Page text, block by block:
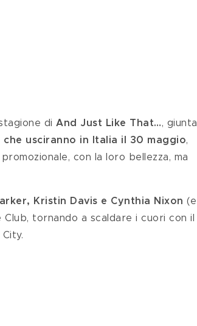
di And Just Like That…, giunta
che usciranno in Italia il 30 maggio,
con la loro bellezza, ma
Kristin Davis e Cynthia Nixon (e
tornando a scaldare i cuori con il